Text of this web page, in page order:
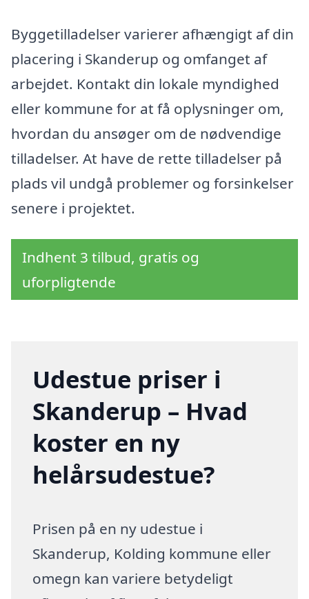
Byggetilladelser varierer afhængigt af din
placering i Skanderup og omfanget af
arbejdet. Kontakt din lokale myndighed
eller kommune for at få oplysninger om,
hvordan du ansøger om de nødvendige
tilladelser. At have de rette tilladelser på
plads vil undgå problemer og forsinkelser
senere i projektet.
Indhent 3 tilbud, gratis og
uforpligtende
Udestue priser i
Skanderup – Hvad
koster en ny
helårsudestue?
Prisen på en ny udestue i
Skanderup, Kolding kommune eller
omegn kan variere betydeligt